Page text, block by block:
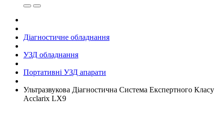
Діагностичне обладнання
УЗД обладнання
Портативні УЗД апарати
Ультразвукова Діагностична Система Експертного Класу
Acclarix LX9